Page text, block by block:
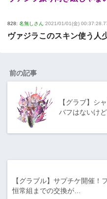
828: 名無しさん 2021/01/01(金)
ヴァジラこのスキン使う人
前の記事
【グラブ】シ
バフはないけ
【グラブル】サプチケ開催！
恒常組までの交換が…